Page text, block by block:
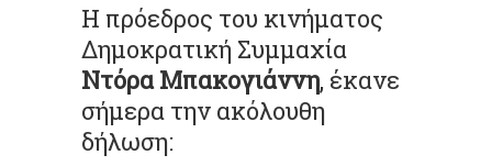
Η πρόεδρος του κινήματος
Δημοκρατική Συμμαχία
Ντόρα Μπακογιάννη, έκανε
σήμερα την ακόλουθη
δήλωση: